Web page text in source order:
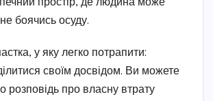
боячись осуду.
у яку легко потрапити:
своїм досвідом. Ви можете
розповідь про власну втрату